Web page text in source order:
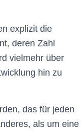
explizit die
deren Zahl
vielmehr über
hin zu
das für jeden
als um eine